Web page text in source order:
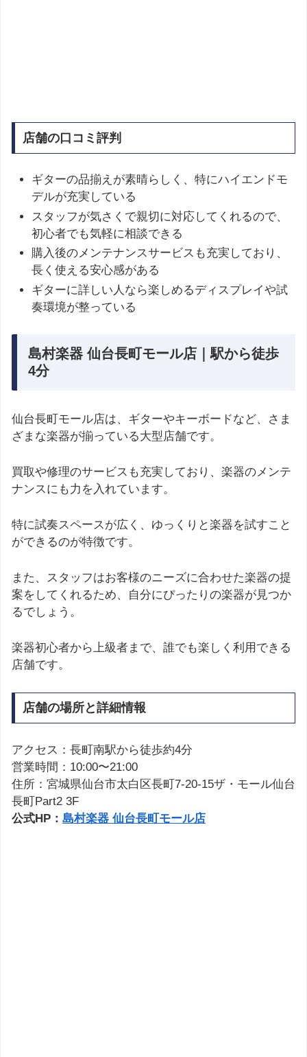
店舗の口コミ評判
ギターの品揃えが素晴らしく、特にハイエンドモ
デルが充実している
スタッフが気さくで親切に対応してくれるので、
初心者でも気軽に相談できる
購入後のメンテナンスサービスも充実しており、
長く使える安心感がある
ギターに詳しい人なら楽しめるディスプレイや試
奏環境が整っている
島村楽器 仙台長町モール店｜駅から徒歩
4分
仙台長町モール店は、ギターやキーボードなど、さま
ざまな楽器が揃っている大型店舗です。
買取や修理のサービスも充実しており、楽器のメンテ
ナンスにも力を入れています。
特に試奏スペースが広く、ゆっくりと楽器を試すこと
ができるのが特徴です。
また、スタッフはお客様のニーズに合わせた楽器の提
案をしてくれるため、自分にぴったりの楽器が見つか
るでしょう。
楽器初心者から上級者まで、誰でも楽しく利用できる
店舗です。
店舗の場所と詳細情報
アクセス：長町南駅から徒歩約4分
営業時間：10:00〜21:00
住所：宮城県仙台市太白区長町7-20-15ザ・モール仙台
長町Part2 3F
公式HP： 島村楽器 仙台長町モール店